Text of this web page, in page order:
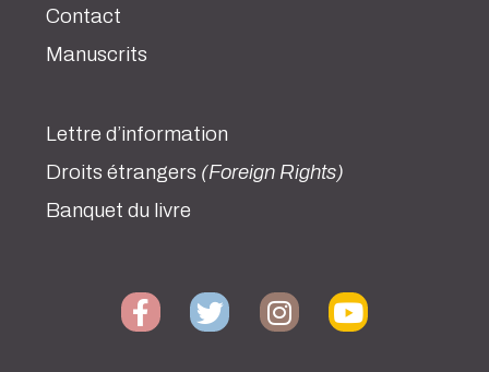
Contact
Manuscrits
Lettre d’information
Droits étrangers (Foreign Rights)
Banquet du livre